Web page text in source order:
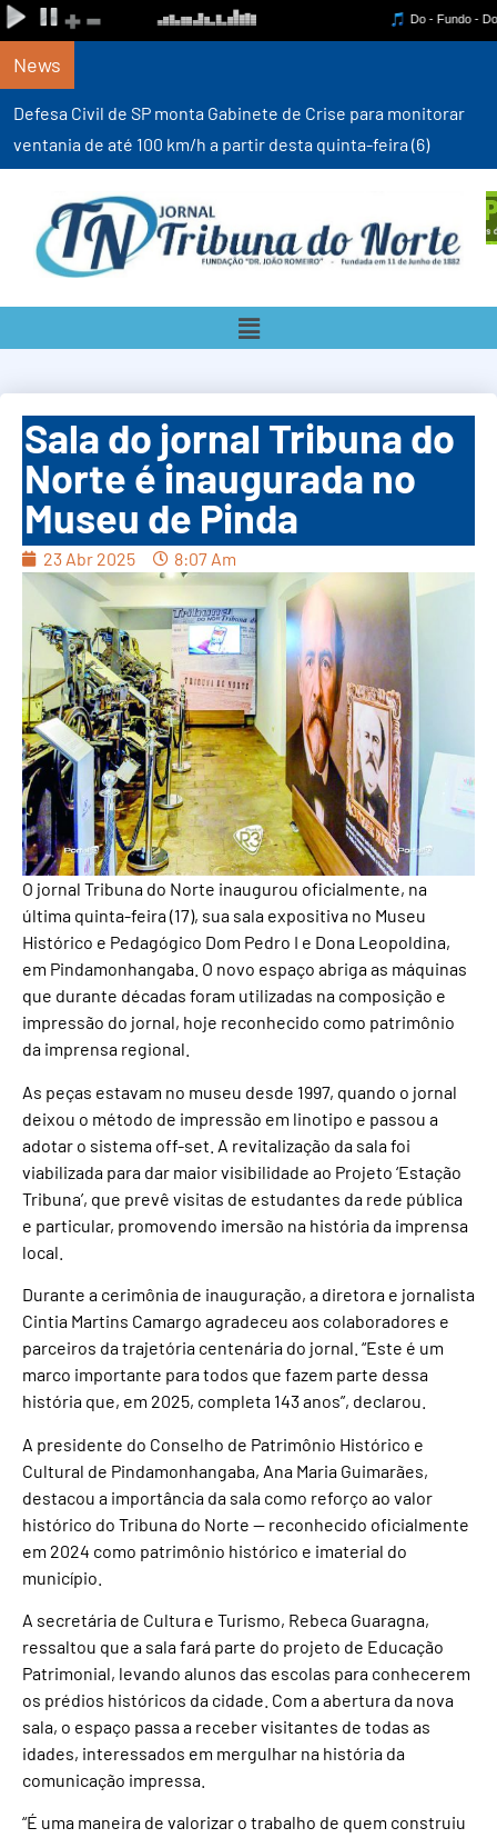
News
Defesa Civil de SP monta Gabinete de Crise para monitorar
ventania de até 100 km/h a partir desta quinta-feira (6)
Sala do jornal Tribuna do
Norte é inaugurada no
Museu de Pinda
23 Abr 2025 8:07 Am
O jornal Tribuna do Norte inaugurou oficialmente, na
última quinta-feira (17), sua sala expositiva no Museu
Histórico e Pedagógico Dom Pedro I e Dona Leopoldina,
em Pindamonhangaba. O novo espaço abriga as máquinas
que durante décadas foram utilizadas na composição e
impressão do jornal, hoje reconhecido como patrimônio
da imprensa regional.
As peças estavam no museu desde 1997, quando o jornal
deixou o método de impressão em linotipo e passou a
adotar o sistema off-set. A revitalização da sala foi
viabilizada para dar maior visibilidade ao Projeto ‘Estação
Tribuna’, que prevê visitas de estudantes da rede pública
e particular, promovendo imersão na história da imprensa
local.
Durante a cerimônia de inauguração, a diretora e jornalista
Cintia Martins Camargo agradeceu aos colaboradores e
parceiros da trajetória centenária do jornal. “Este é um
marco importante para todos que fazem parte dessa
história que, em 2025, completa 143 anos”, declarou.
A presidente do Conselho de Patrimônio Histórico e
Cultural de Pindamonhangaba, Ana Maria Guimarães,
destacou a importância da sala como reforço ao valor
histórico do Tribuna do Norte — reconhecido oficialmente
em 2024 como patrimônio histórico e imaterial do
município.
A secretária de Cultura e Turismo, Rebeca Guaragna,
ressaltou que a sala fará parte do projeto de Educação
Patrimonial, levando alunos das escolas para conhecerem
os prédios históricos da cidade. Com a abertura da nova
sala, o espaço passa a receber visitantes de todas as
idades, interessados em mergulhar na história da
comunicação impressa.
“É uma maneira de valorizar o trabalho de quem construiu